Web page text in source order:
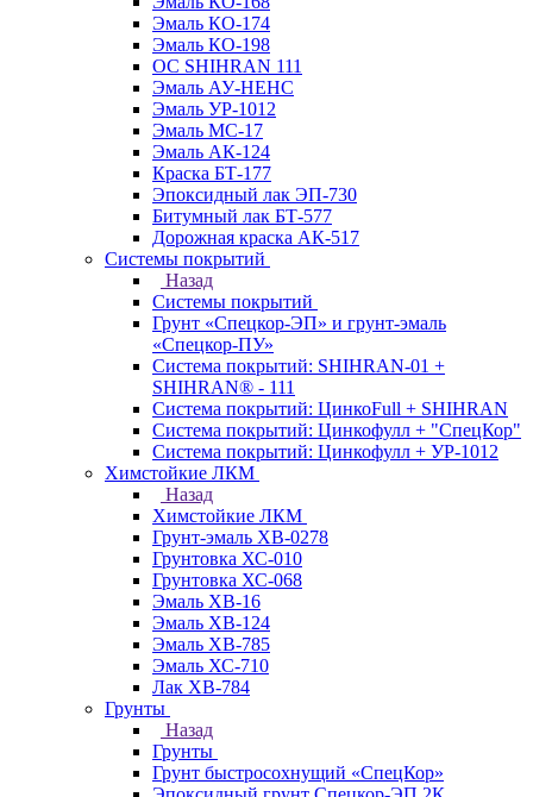
Эмаль КО-174
Эмаль КО-198
ОС SHIHRAN 111
Эмаль АУ-НЕНС
Эмаль УР-1012
Эмаль МС-17
Эмаль АК-124
Краска БТ-177
Эпоксидный лак ЭП-730
Битумный лак БТ-577
Дорожная краска АК-517
Системы покрытий
Назад
Системы покрытий
Грунт «Спецкор-ЭП» и грунт-эмаль
«Спецкор-ПУ»
Система покрытий: SHIHRAN-01 +
SHIHRAN® - 111
Система покрытий: ЦинкоFull + SHIHRAN
Система покрытий: Цинкофулл + "СпецКор"
Система покрытий: Цинкофулл + УР-1012
Химстойкие ЛКМ
Назад
Химстойкие ЛКМ
Грунт-эмаль ХВ-0278
Грунтовка ХС-010
Грунтовка ХС-068
Эмаль ХВ-16
Эмаль ХВ-124
Эмаль ХВ-785
Эмаль ХС-710
Лак ХВ-784
Грунты
Назад
Грунты
Грунт быстросохнущий «СпецКор»